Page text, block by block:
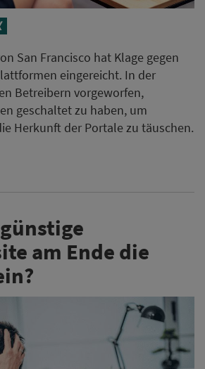
San Francisco hat Klage gegen
eingereicht. In der
Betreibern vorgeworfen,
geschaltet zu haben, um
Herkunft der Portale zu täuschen.
am Ende die